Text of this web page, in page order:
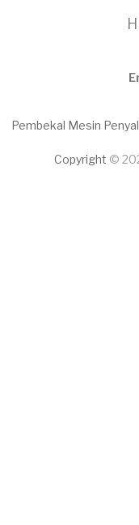
Pembekal Mesin
Copyright ©